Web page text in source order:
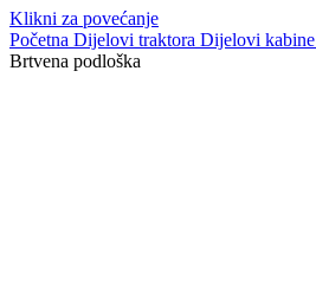
Klikni za povećanje
Početna Dijelovi traktora Dijelovi kabine
Brtvena podloška